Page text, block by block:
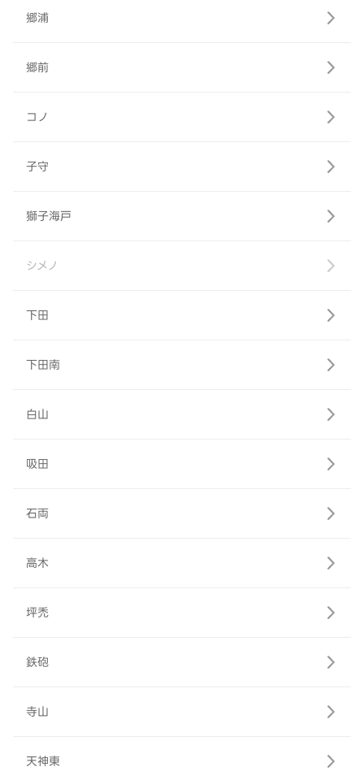
郷浦
郷前
コノ
子守
獅子海戸
シメノ
下田
下田南
白山
吸田
石両
高木
坪禿
鉄砲
寺山
天神東